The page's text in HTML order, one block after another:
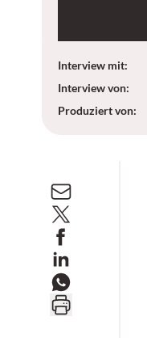
Interview mit:
Interview von:
Produziert von: